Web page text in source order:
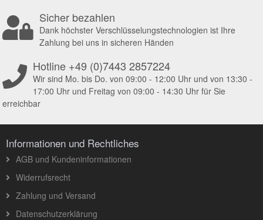
Sicher bezahlen
Dank höchster Verschlüsselungstechnologien ist Ihre
Zahlung bei uns in sicheren Händen
Hotline +49 (0)7443 2857224
Wir sind Mo. bis Do. von 09:00 - 12:00 Uhr und von 13:30 -
17:00 Uhr und Freitag von 09:00 - 14:30 Uhr für Sie
erreichbar
Informationen und Rechtliches
AGB und Kundeninformationen
Widerrufsrecht
Zahlung und Versand
Datenschutzerklärung